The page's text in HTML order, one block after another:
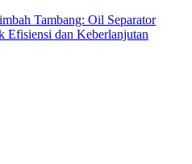
Tambang: Oil Separator
Efisiensi dan Keberlanjutan